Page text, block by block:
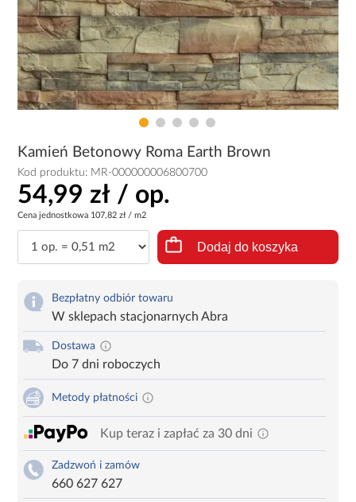
Kamień Betonowy Roma Earth Brown
Kod produktu: MR-000000006800700
54,99 zł / op.
Cena jednostkowa 107,82 zł / m2
Dodaj do koszyka
Bezpłatny odbiór towaru
W sklepach stacjonarnych Abra
Dostawa
Do 7 dni roboczych
Metody płatności
Kup teraz i zapłać za 30 dni
Zadzwoń i zamów
660 627 627